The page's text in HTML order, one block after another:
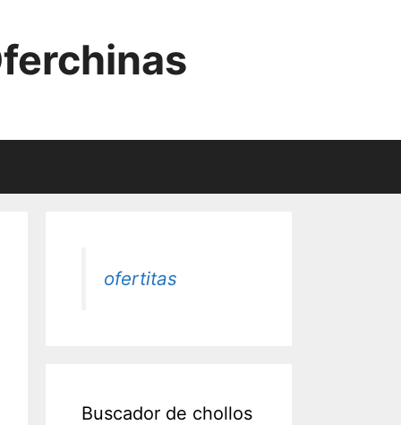
ofertitas
Buscador de chollos